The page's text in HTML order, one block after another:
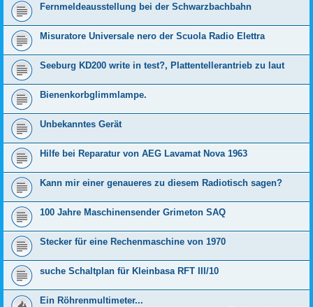
Fernmeldeausstellung bei der Schwarzbachbahn
Misuratore Universale nero der Scuola Radio Elettra
Seeburg KD200 write in test?, Plattentellerantrieb zu laut
Bienenkorbglimmlampe.
Unbekanntes Gerät
Hilfe bei Reparatur von AEG Lavamat Nova 1963
Kann mir einer genaueres zu diesem Radiotisch sagen?
100 Jahre Maschinensender Grimeton SAQ
Stecker für eine Rechenmaschine von 1970
suche Schaltplan für Kleinbasa RFT III/10
Ein Röhrenmultimeter...